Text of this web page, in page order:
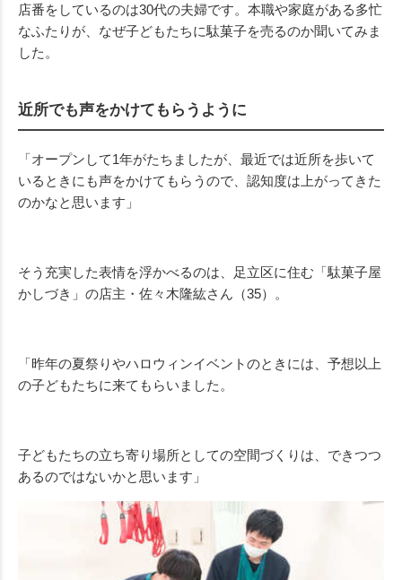
店番をしているのは30代の夫婦です。本職や家庭がある多忙
なふたりが、なぜ子どもたちに駄菓子を売るのか聞いてみま
した。
近所でも声をかけてもらうように
「オープンして1年がたちましたが、最近では近所を歩いて
いるときにも声をかけてもらうので、認知度は上がってきた
のかなと思います」
そう充実した表情を浮かべるのは、足立区に住む「駄菓子屋
かしづき」の店主・佐々木隆紘さん（35）。
「昨年の夏祭りやハロウィンイベントのときには、予想以上
の子どもたちに来てもらいました。
子どもたちの立ち寄り場所としての空間づくりは、できつつ
あるのではないかと思います」